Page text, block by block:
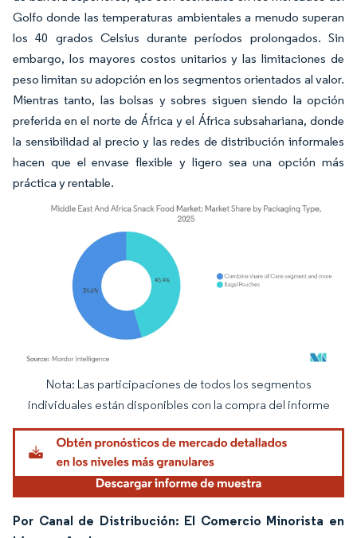
Golfo donde las temperaturas ambientales a menudo superan
los 40 grados Celsius durante períodos prolongados. Sin
embargo, los mayores costos unitarios y las limitaciones de
peso limitan su adopción en los segmentos orientados al valor.
Mientras tanto, las bolsas y sobres siguen siendo la opción
preferida en el norte de África y el África subsahariana, donde
la sensibilidad al precio y las redes de distribución informales
hacen que el envase flexible y ligero sea una opción más
práctica y rentable.
Imagen © Mordor Intelligence. El uso requiere atribución según CC BY 4.0.
Nota: Las participaciones de todos los segmentos
individuales están disponibles con la compra del informe
Por Canal de Distribución: El Comercio Minorista en